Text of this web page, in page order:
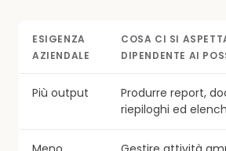
ESIGENZA
AZIENDALE
COSA CI SI
DIPENDENTE AI
Più output
Produrre report,
riepiloghi ed